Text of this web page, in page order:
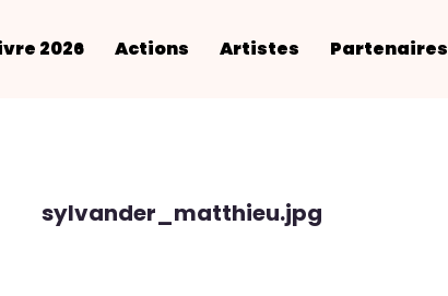
2026 Actions Artistes Partenaires
sylvander_matthieu.jpg